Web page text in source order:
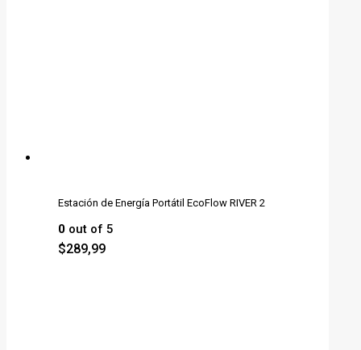
Estación de Energía Portátil EcoFlow RIVER 2
0 out of 5
$289,99